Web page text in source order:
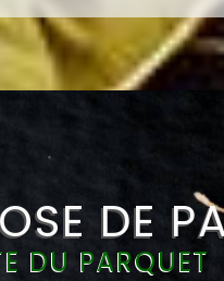
DE
DU PARQUET